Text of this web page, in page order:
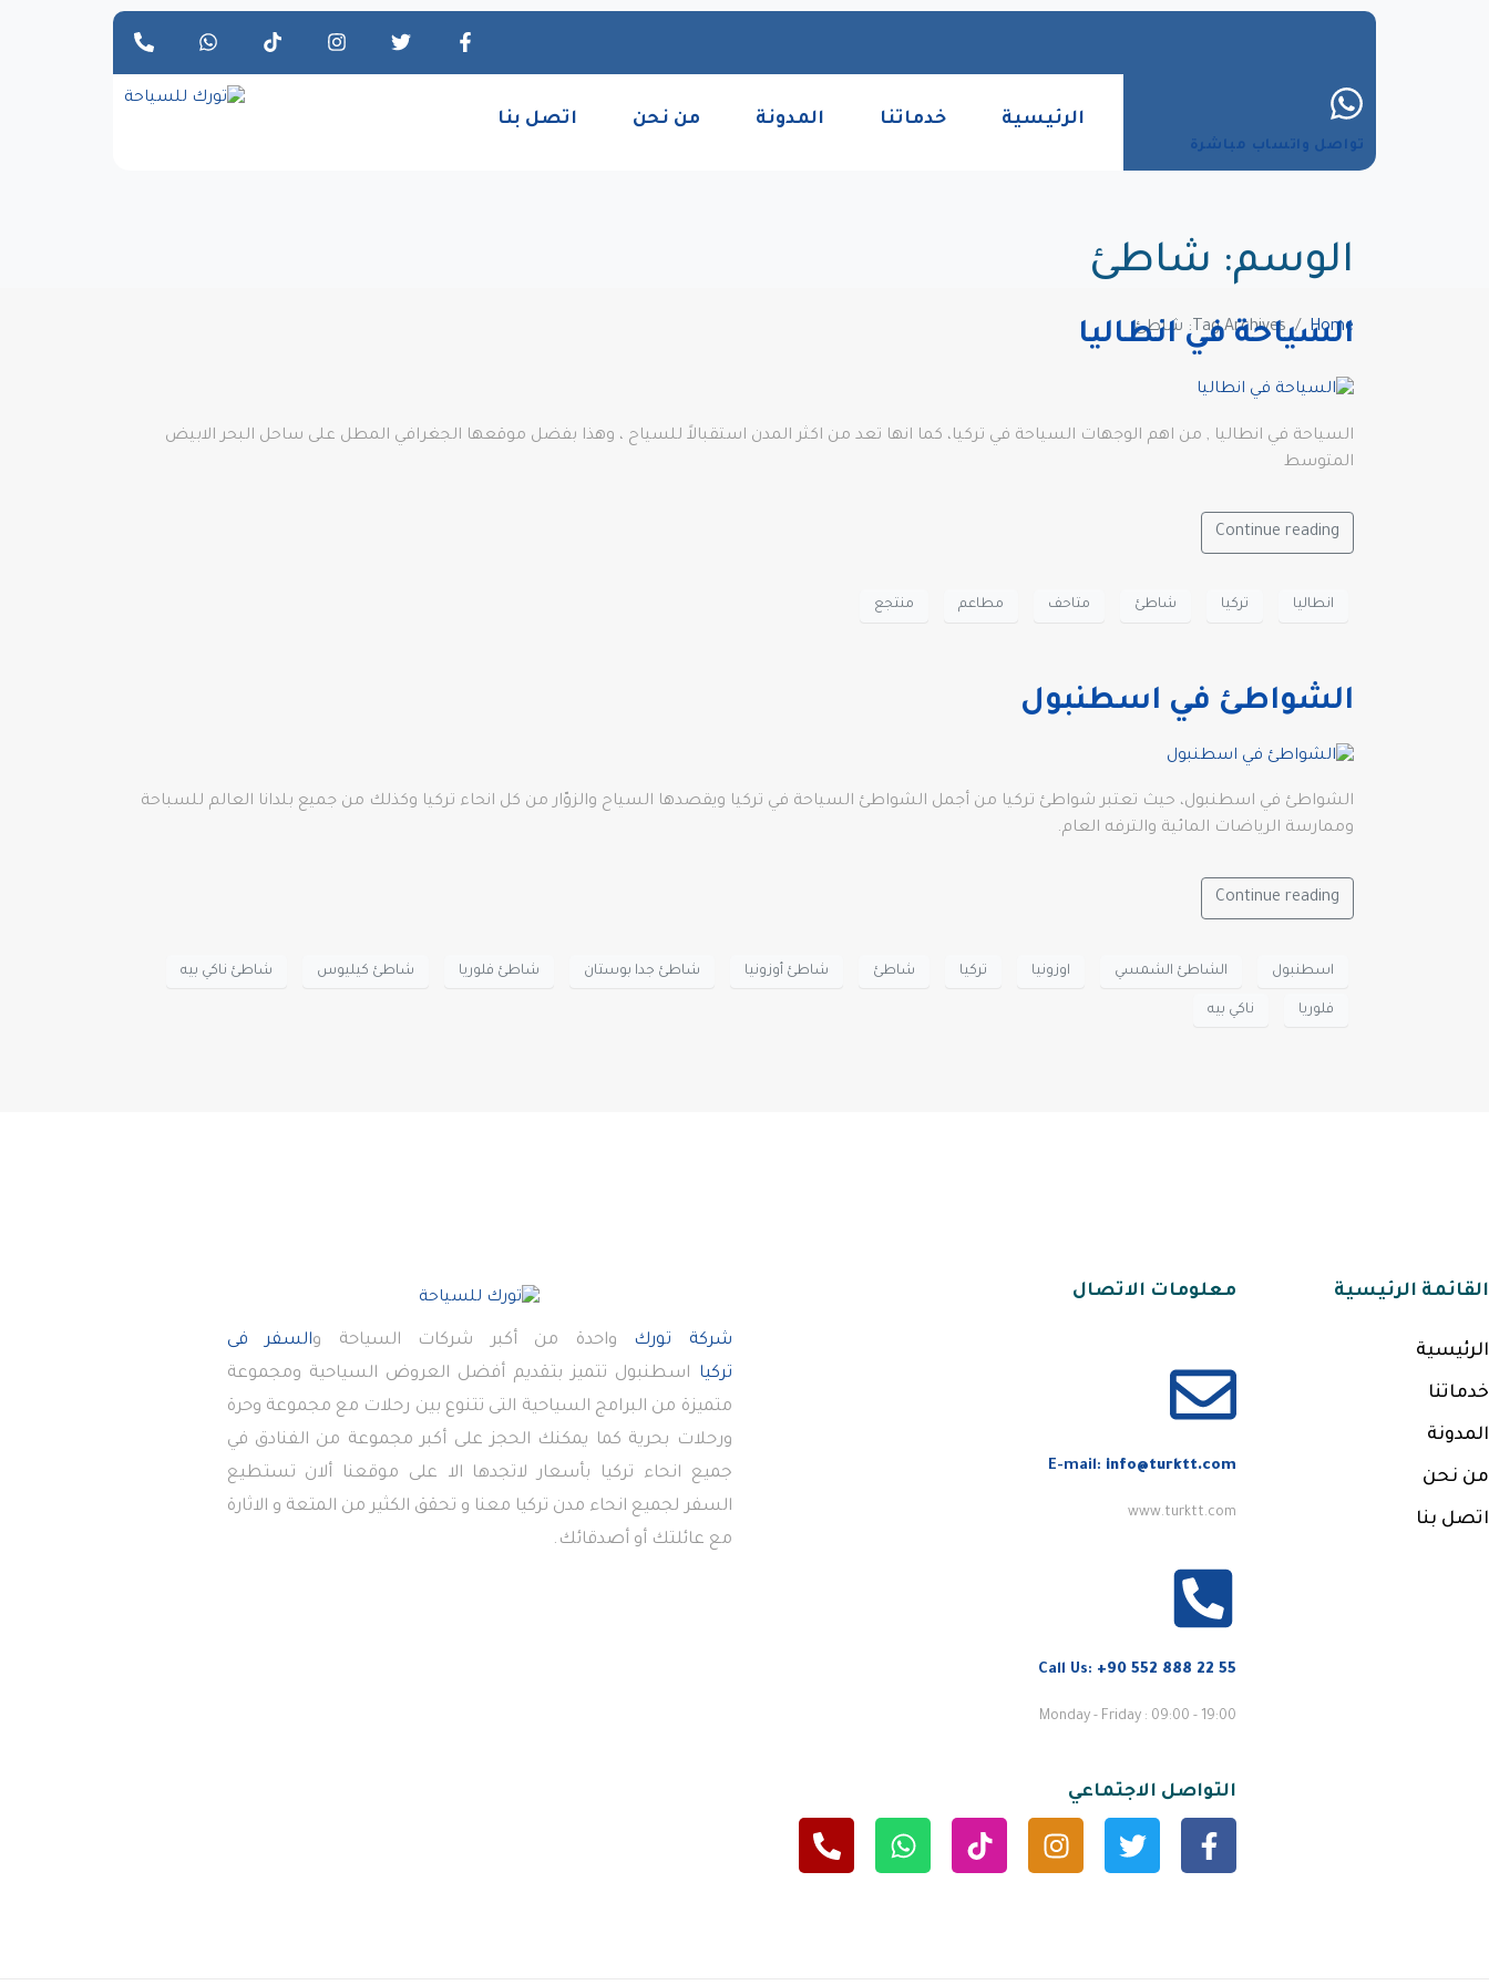
تواصل واتساب مباشرة
الرئيسية خدماتنا المدونة من نحن اتصل بنا
الوسم: شاطئ
Home Tag Archives: شاطئ
السياحة في انطاليا
السياحة في انطاليا , من اهم الوجهات السياحة في تركيا، كما انها تعد من اكثر المدن استقبالاً للسياح ، وهذا بفضل موقعها الجغرافي المطل على ساحل البحر الابيض
المتوسط
Continue reading
انطاليا تركيا شاطئ متاحف مطاعم منتجع
الشواطئ في اسطنبول
الشواطئ في اسطنبول، حيث تعتبر شواطئ تركيا من أجمل الشواطئ السياحة في تركيا ويقصدها السياح والزوّار من كل انحاء تركيا وكذلك من جميع بلدانا العالم للسباحة
وممارسة الرياضات المائية والترفه العام.
Continue reading
اسطنبول الشاطئ الشمسي اوزونيا تركيا شاطئ شاطئ أوزونيا شاطئ جدا بوستان شاطئ فلوريا شاطئ كيليوس شاطئ ناكي بيه
فلوريا ناكي بيه
القائمة الرئيسية
الرئيسية
خدماتنا
المدونة
من نحن
اتصل بنا
معلومات الاتصال
E-mail: info@turktt.com
www.turktt.com
Call Us: +90 552 888 22 55
Monday - Friday : 09:00 - 19:00
التواصل الاجتماعي
شركة تورك واحدة من أكبر شركات السياحة والسفر فى
تركيا اسطنبول تتميز بتقديم أفضل العروض السياحية ومجموعة
متميزة من البرامج السياحية التى تتنوع بين رحلات مع مجموعة وحرة
ورحلات بحرية كما يمكنك الحجز على أكبر مجموعة من الفنادق في
جميع انحاء تركيا بأسعار لاتجدها الا على موقعنا ألان تستطيع
السفر لجميع انحاء مدن تركيا معنا و تحقق الكثير من المتعة و الاثارة
مع عائلتك أو أصدقائك.